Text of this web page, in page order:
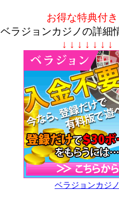
お得な特典付き
ベラジョンカジノの詳細
↓ ↓ ↓ ↓ ↓ ↓ ↓
ベラジョンカジノ